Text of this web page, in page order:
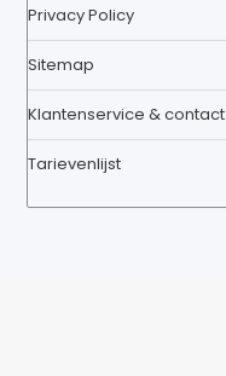
Privacy Policy
Sitemap
Klantenservice & contact
Tarievenlijst